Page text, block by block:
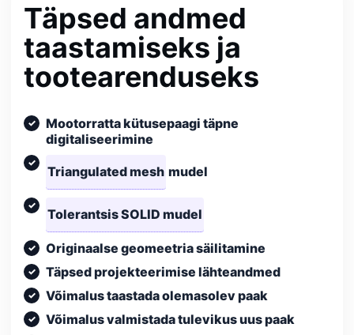
Täpsed andmed
taastamiseks ja
tootearenduseks
Mootorratta kütusepaagi täpne
digitaliseerimine
Triangulated mesh mudel
Tolerantsis SOLID mudel
Originaalse geomeetria säilitamine
Täpsed projekteerimise lähteandmed
Võimalus taastada olemasolev paak
Võimalus valmistada tulevikus uus paak